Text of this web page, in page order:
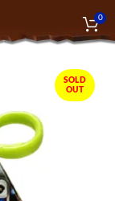
0
SOLD
OUT